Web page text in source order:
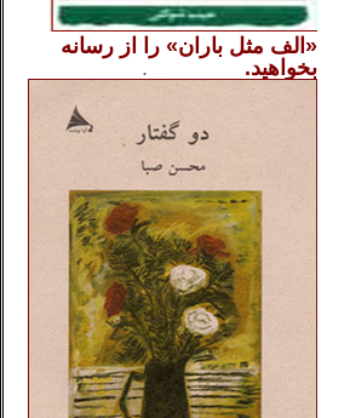
«الف مثل باران» را از رسانه
بخواهید.
.